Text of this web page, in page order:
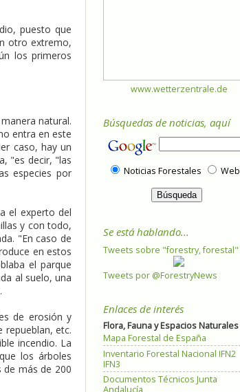
puesto que
otro extremo,
los primeros
natural.
entra en este
caso, hay un
"es decir, "las
especies por
el experto del
y con todo,
"En caso de
en estos
el parque
al suelo, una
de erosión y
repueblan, etc.
incendio. La
los árboles
de más de 200
www.wetterzentrale.de
Búsquedas de noticias, aquí
Noticias Forestales Web
Se está hablando...
Tweets sobre "forestry, forestal"
Tweets por @ForestryNews
Enlaces de interés
Flora, Fauna y Espacios Naturales
Mapa Forestal de España
Inventario Forestal Nacional IFN2
IFN3
Documentos Técnicos Junta
Andalucía